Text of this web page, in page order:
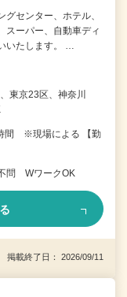
センター、ホテル、
スーパー、自動車ディ
いたします。 …
東京23区、神奈川
間 ※現場による 【勤
問 WワークOK
載終了日： 2026/09/11